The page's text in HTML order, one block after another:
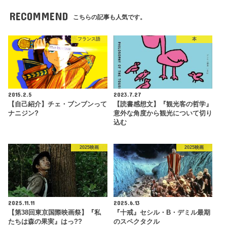
RECOMMEND こちらの記事も人気です。
フランス語
2015.2.5
【自己紹介】チェ・ブンブンって
ナニジン?
本
2023.7.27
【読書感想文】『観光客の哲学』
意外な角度から観光について切り
込む
2025映画
2025.11.11
【第38回東京国際映画祭】『私
たちは森の果実』はっ??
2025映画
2025.6.13
『十戒』セシル・B・デミル最期
のスペクタクル